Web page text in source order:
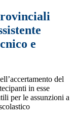
e
del
in esse
per le assunzioni a